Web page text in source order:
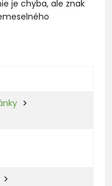
je chyba, ale znak